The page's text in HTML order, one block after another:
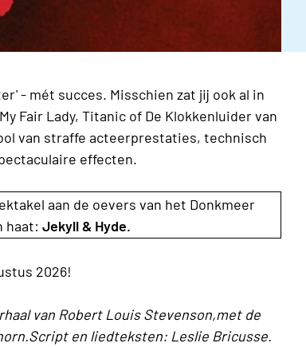
- mét succes. Misschien zat jij ook al in
Fair Lady, Titanic of De Klokkenluider van
van straffe acteerprestaties, technisch
effecten.
aan de oevers van het Donkmeer
haat: Jekyll & Hyde.
2026!
van Robert Louis Stevenson,met de
en liedteksten: Leslie Bricusse.